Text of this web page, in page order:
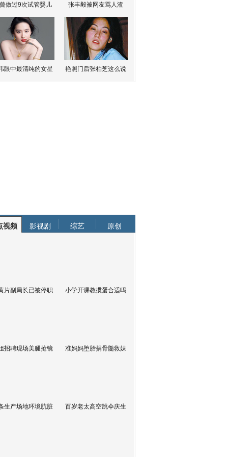
做过9次试管婴儿 张丰毅被网友骂人渣
眼中最清纯的女星 艳照门后张柏芝这么说
视频 影视剧 综艺 原创
片副局长已被停职 小学开课教掼蛋合适吗
招聘现场美腿抢镜 准妈妈堕胎捐骨髓救妹
生产场地环境肮脏 百岁老太高空跳伞庆生